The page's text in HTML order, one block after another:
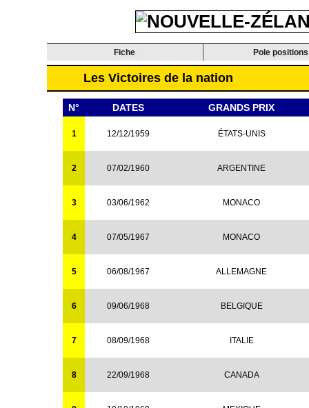
Fiche Pole positions
Les Victoires de la nation
N° DATES GRANDS PRIX
1 12/12/1959 ÉTATS-UNIS
2 07/02/1960 ARGENTINE
3 03/06/1962 MONACO
4 07/05/1967 MONACO
5 06/08/1967 ALLEMAGNE
6 09/06/1968 BELGIQUE
7 08/09/1968 ITALIE
8 22/09/1968 CANADA